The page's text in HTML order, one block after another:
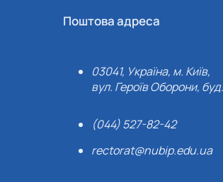
Поштова адреса
03041, Україна, м. Київ,
вул. Героїв Оборони,
(044) 527-82-42
rectorat@nubip.edu.ua